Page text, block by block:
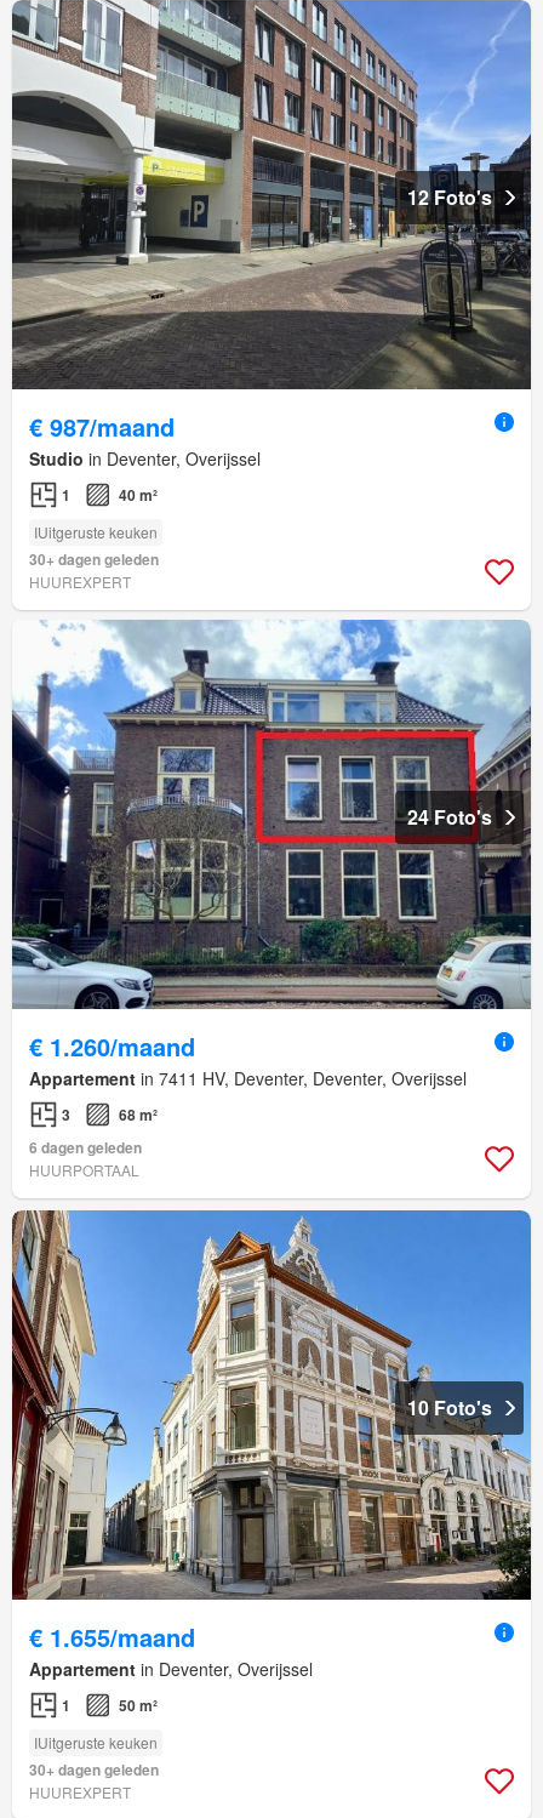
12 Foto's
€ 987/maand
Studio in Deventer, Overijssel
1 40 m²
IUitgeruste keuken
30+ dagen geleden
HUUREXPERT
24 Foto's
€ 1.260/maand
Appartement in 7411 HV, Deventer, Deventer, Overijssel
3
68 m²
6 dagen geleden
HUURPORTAAL
10 Foto's
€ 1.655/maand
Appartement in Deventer, Overijssel
1 50 m²
IUitgeruste keuken
30+ dagen geleden
HUUREXPERT